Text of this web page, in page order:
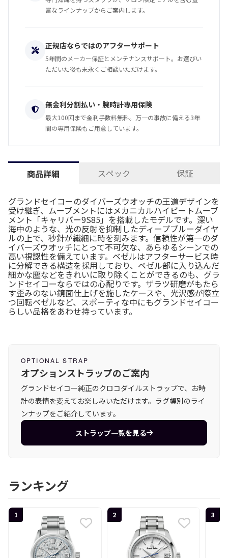
富なラインナップからご案内します。
正規店ならではのアフターサポート
5年間のメーカー保証とメンテナンスサポート。お選びい
ただいた後も末永くご相談いただけます。
無金利分割払い・腕時計専用保険
最大100回まで金利手数料無料。万一の事故に備える3年
間の専用保険もご用意しています。
商品詳細 スペック 保証
グランドセイコーのダイバーズウオッチの王道デザインを
受け継ぎ、ムーブメントにはメカニカルハイビートムーブ
メント「キャリバー9S85」を搭載したモデルです。深い
海中のような、光の反射を抑制したディープブルーダイヤ
ルの上で、秒針が繊細に時を刻みます。信頼性が第一のダ
イバーズウオッチにとって不可欠な、あらゆるシーンでの
高い視認性を備えています。ベゼルはアフターサービス時
に分解できる構造を採用しており、ベゼル部に入り込んだ
細かな塵などをきれいに取り除くことができるのも、グラ
ンドセイコーならではの心配りです。ザラツ研磨がもたら
す歪みのない鏡面仕上げを施したケースや、光沢感が際立
つ回転ベゼルなど、スポーティな中にもグランドセイコー
らしい品格をあわせ持っています。
OPTIONAL STRAP
オプションストラップのご案内
グランドセイコー純正のクロコダイルストラップで、お時
計の表情を変えてお楽しみいただけます。ラグ幅別のライ
ンナップをご紹介しています。
ストラップ一覧を見る
ランキング
1 2 3